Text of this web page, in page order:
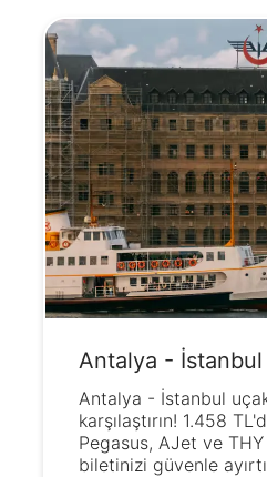
Antalya -
Antalya - İstanbul
karşılaştırın! 1.458
Pegasus, AJet ve THY
biletinizi güvenle